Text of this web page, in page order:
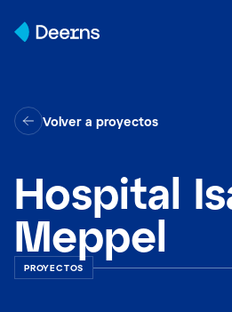
Volver a proyectos
Hospital
Meppel
PROYECTOS